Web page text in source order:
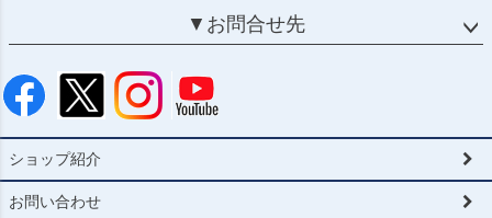
▼お問合せ先
ショップ紹介
お問い合わせ